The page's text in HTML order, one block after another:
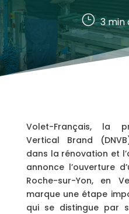
} 3min
Volet-Français, la
Vertical Brand
dans la rénovation et
annonce l’ouverture
Roche-sur-Yon, en
marque une étape
qui se distingue par